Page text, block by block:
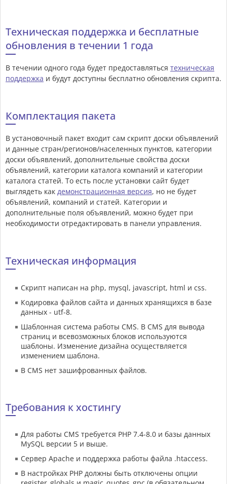
Техническая поддержка и бесплатные
обновления в течении 1 года
В течении одного года будет предоставляться техническая
поддержка и будут доступны бесплатно обновления скрипта.
Комплектация пакета
В установочный пакет входит сам скрипт доски объявлений
и данные стран/регионов/населенных пунктов, категории
доски объявлений, дополнительные свойства доски
объявлений, категории каталога компаний и категории
каталога статей. То есть после установки сайт будет
выглядеть как демонстрационная версия, но не будет
объявлений, компаний и статей. Категории и
дополнительные поля объявлений, можно будет при
необходимости отредактировать в панели управления.
Техническая информация
Скрипт написан на php, mysql, javascript, html и css.
Кодировка файлов сайта и данных хранящихся в базе
данных - utf-8.
Шаблонная система работы CMS. В CMS для вывода
страниц и всевозможных блоков используются
шаблоны. Изменение дизайна осуществляется
изменением шаблона.
В CMS нет зашифрованных файлов.
Требования к хостингу
Для работы CMS требуется PHP 7.4-8.0 и базы данных
MySQL версии 5 и выше.
Сервер Apache и поддержка работы файла .htaccess.
В настройках PHP должны быть отключены опции